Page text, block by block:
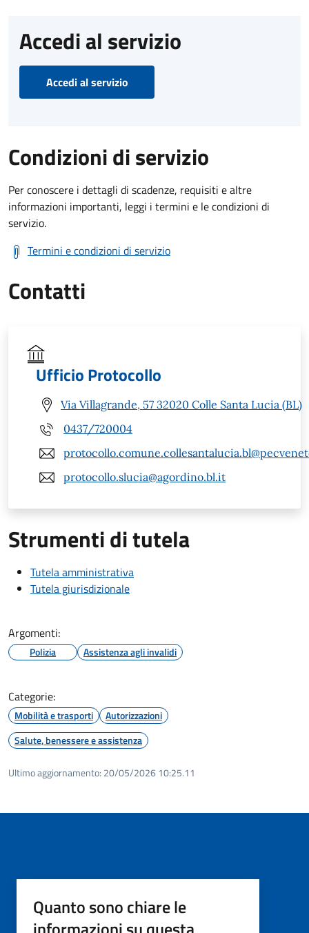
Accedi al servizio
Accedi al servizio
Condizioni di servizio
Per conoscere i dettagli di scadenze, requisiti e altre
informazioni importanti, leggi i termini e le condizioni di
servizio.
Termini e condizioni di servizio
Contatti
Ufficio Protocollo
Via Villagrande, 57 32020 Colle Santa Lucia (BL)
0437/720004
protocollo.slucia@agordino.bl.it
Strumenti di tutela
Tutela amministrativa
Tutela giurisdizionale
Argomenti:
Polizia Assistenza agli invalidi
Categorie:
Mobilità e trasporti
Autorizzazioni
Salute, benessere e assistenza
Ultimo aggiornamento: 20/05/2026 10:25.11
Quanto sono chiare le